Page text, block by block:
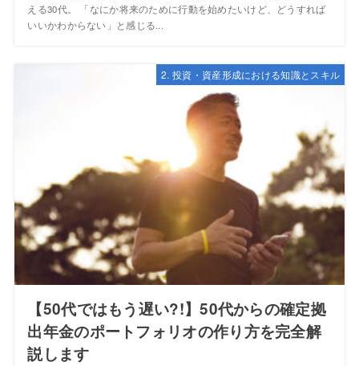
える30代。 「なにか将来のために行動を始めたいけど、どうすれば
いいかわからない」と感じる...
2. 投資・資産形成における知識とスキル
【50代ではもう遅い?!】50代からの確定拠
出年金のポートフォリオの作り方を完全解
説します